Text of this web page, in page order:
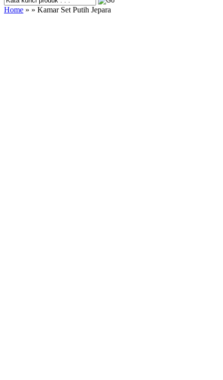
Home » » Kamar Set Putih Jepara